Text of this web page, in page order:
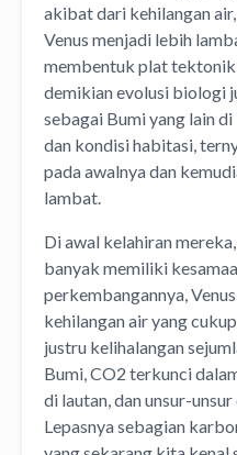
akibat dari kehilangan
Venus menjadi lebih
membentuk plat
demikian evolusi biologi
sebagai Bumi yang lain
dan kondisi habitasi,
pada awalnya dan
lambat.
Di awal kelahiran
banyak memiliki
perkembangannya,
kehilangan air yang
justru kelihalangan
Bumi, CO2 terkunci
di lautan, dan unsur-
Lepasnya sebagian